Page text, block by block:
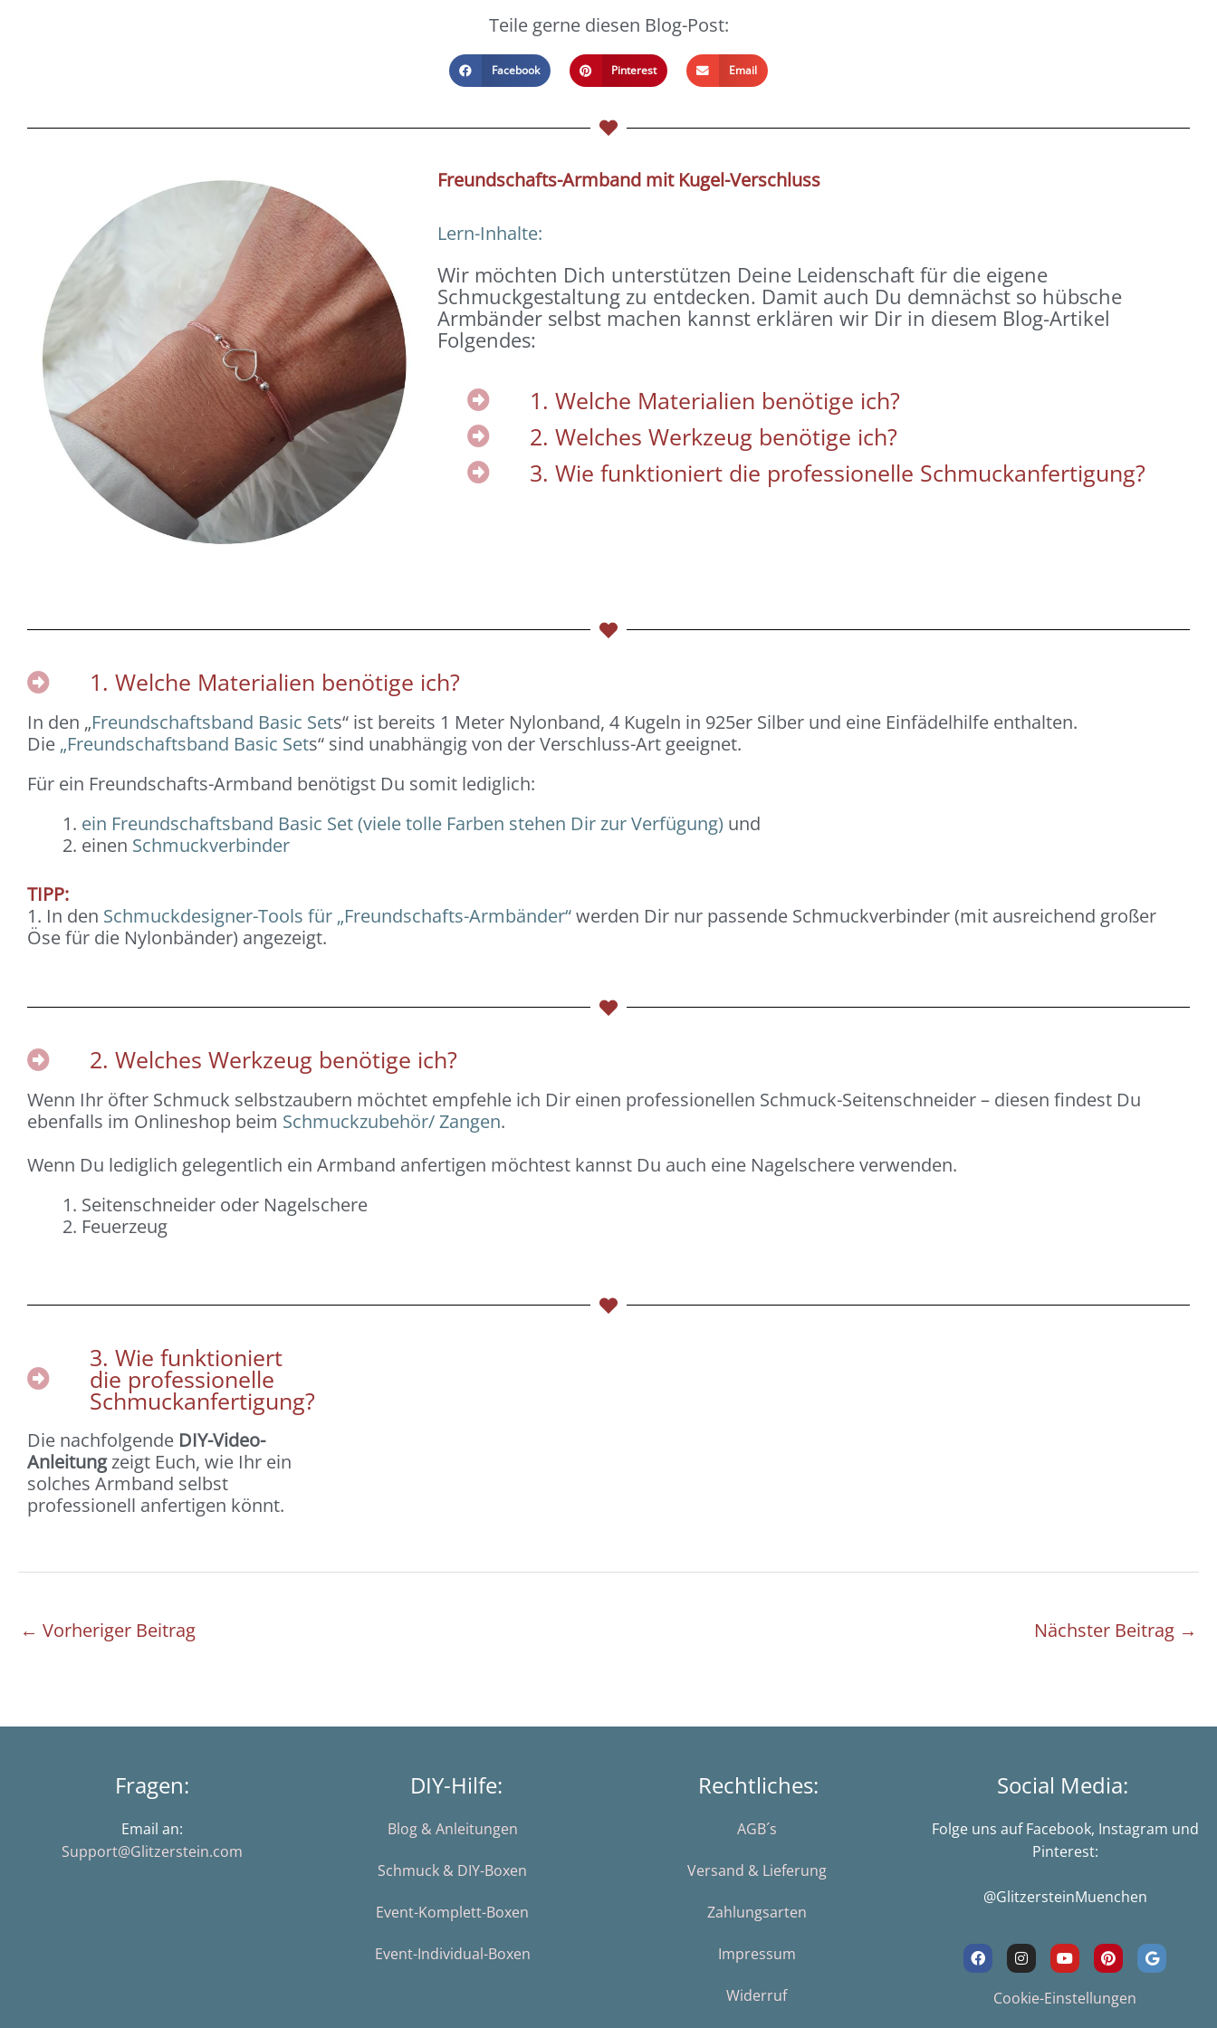
Teile gerne diesen Blog-Post:
Facebook Pinterest Email
Freundschafts-Armband mit Kugel-Verschluss
Lern-Inhalte:
Wir möchten Dich unterstützen Deine Leidenschaft für die eigene
Schmuckgestaltung zu entdecken. Damit auch Du demnächst so hübsche
Armbänder selbst machen kannst erklären wir Dir in diesem Blog-Artikel
Folgendes:
1. Welche Materialien benötige ich?
2. Welches Werkzeug benötige ich?
3. Wie funktioniert die professionelle Schmuckanfertigung?
1. Welche Materialien benötige ich?
In den „Freundschaftsband Basic Sets“ ist bereits 1 Meter Nylonband, 4 Kugeln in 925er Silber und eine Einfädelhilfe enthalten.
Die „Freundschaftsband Basic Sets“ sind unabhängig von der Verschluss-Art geeignet.
Für ein Freundschafts-Armband benötigst Du somit lediglich:
ein Freundschaftsband Basic Set (viele tolle Farben stehen Dir zur Verfügung) und
einen Schmuckverbinder
TIPP:
1. In den Schmuckdesigner-Tools für „Freundschafts-Armbänder“werden Dir nur passende Schmuckverbinder (mit ausreichend großer
Öse für die Nylonbänder) angezeigt.
2. Welches Werkzeug benötige ich?
Wenn Ihr öfter Schmuck selbstzaubern möchtet empfehle ich Dir einen professionellen Schmuck-Seitenschneider– diesen findest Du
ebenfalls im Onlineshop beim Schmuckzubehör/ Zangen.
Wenn Du lediglich gelegentlich ein Armband anfertigen möchtest kannst Du auch eine Nagelschere verwenden.
Seitenschneider oder Nagelschere
Feuerzeug
3. Wie funktioniert
die professionelle
Schmuckanfertigung?
Die nachfolgende DIY-Video-
Anleitungzeigt Euch, wie Ihr ein
solches Armband selbst
professionell anfertigen könnt.
← Vorheriger Beitrag Nächster Beitrag →
Fragen:
Email an:
Support@Glitzerstein.com
DIY-Hilfe:
Blog & Anleitungen
Schmuck & DIY-Boxen
Event-Komplett-Boxen
Event-Individual-Boxen
Rechtliches:
AGB´s
Versand & Lieferung
Zahlungsarten
Impressum
Widerruf
Social Media:
Folge uns auf Facebook, Instagram und
Pinterest:
@GlitzersteinMuenchen
F
a
c
I
n
s
t
a
Y
o
u
t
u
P
i
n
t
e
G
o
o
Cookie-Einstellungen